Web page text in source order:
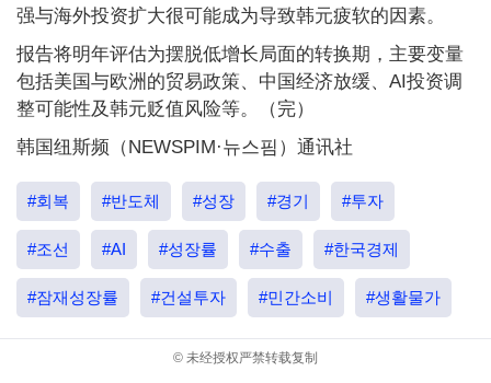
强与海外投资扩大很可能成为导致韩元疲软的因素。
报告将明年评估为摆脱低增长局面的转换期，主要变量
包括美国与欧洲的贸易政策、中国经济放缓、AI投资调
整可能性及韩元贬值风险等。（完）
韩国纽斯频（NEWSPIM·뉴스핌）通讯社
#회복 #반도체 #성장 #경기 #투자
#조선 #AI #성장률 #수출 #한국경제
#잠재성장률 #건설투자 #민간소비 #생활물가
© 未经授权严禁转载复制